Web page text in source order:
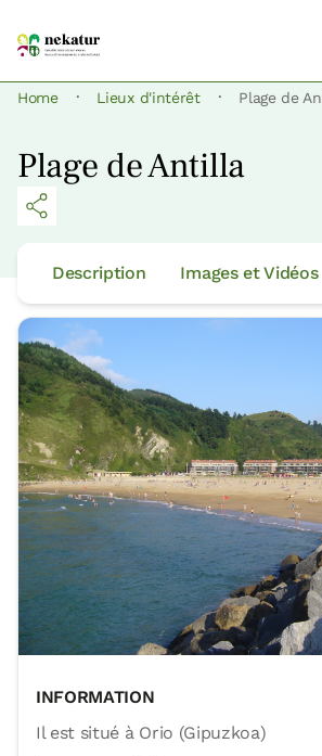
Home · Lieux d'intérêt · Plage de
Plage de Antilla
Description Images et Vidéos
INFORMATION
Il est situé à Orio (Gipuzkoa)